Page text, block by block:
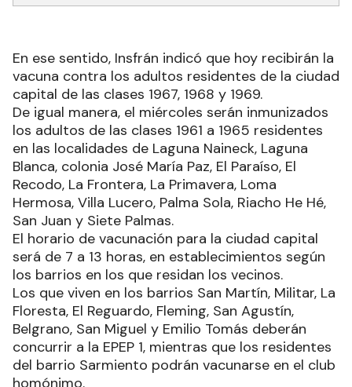
En ese sentido, Insfrán indicó que hoy recibirán la
vacuna contra los adultos residentes de la ciudad
capital de las clases 1967, 1968 y 1969.
De igual manera, el miércoles serán inmunizados
los adultos de las clases 1961 a 1965 residentes
en las localidades de Laguna Naineck, Laguna
Blanca, colonia José María Paz, El Paraíso, El
Recodo, La Frontera, La Primavera, Loma
Hermosa, Villa Lucero, Palma Sola, Riacho He Hé,
San Juan y Siete Palmas.
El horario de vacunación para la ciudad capital
será de 7 a 13 horas, en establecimientos según
los barrios en los que residan los vecinos.
Los que viven en los barrios San Martín, Militar, La
Floresta, El Reguardo, Fleming, San Agustín,
Belgrano, San Miguel y Emilio Tomás deberán
concurrir a la EPEP 1, mientras que los residentes
del barrio Sarmiento podrán vacunarse en el club
homónimo.